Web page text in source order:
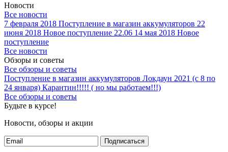
Новости
Все новости
7 февраля 2018 Поступление в магазин аккумуляторов 22
июня 2018 Новое поступление 22.06 14 мая 2018 Новое
поступление
Все новости
Обзоры и советы
Все обзоры и советы
Поступление в магазин аккумуляторов Локдаун 2021 (с 8 по
24 января) Карантин!!!!! ( но мы работаем!!!)
Все обзоры и советы
Будьте в курсе!
Новости, обзоры и акции
Подписаться